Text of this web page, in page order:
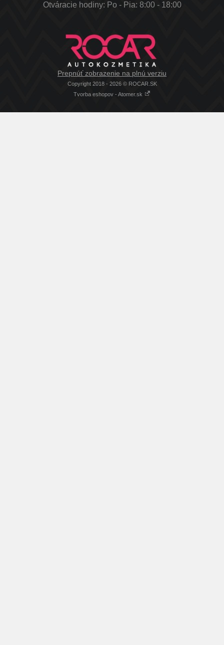
Otváracie hodiny: Po - Pia: 8:00 - 18:00
Prepnúť zobrazenie na plnú verziu
Copyright 2018 - 2026 © ROCAR.SK
Tvorba eshopov - Atomer.sk